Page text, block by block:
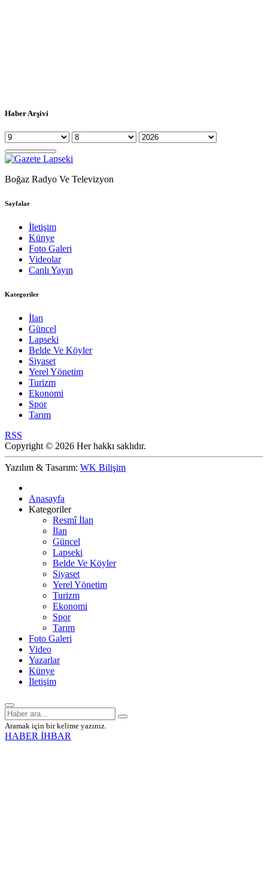
Haber Arşivi
Boğaz Radyo Ve Televizyon
Sayfalar
İletişim
Künye
Foto Galeri
Videolar
Canlı Yayın
Kategoriler
İlan
Güncel
Lapseki
Belde Ve Köyler
Siyaset
Yerel Yönetim
Turizm
Ekonomi
Spor
Tarım
RSS
Copyright © 2026 Her hakkı saklıdır.
Yazılım & Tasarım: WK Bilişim
Anasayfa
Kategoriler
Resmî İlan
İlan
Güncel
Lapseki
Belde Ve Köyler
Siyaset
Yerel Yönetim
Turizm
Ekonomi
Spor
Tarım
Foto Galeri
Video
Yazarlar
Künye
İletişim
Aramak için bir kelime yazınız.
HABER İHBAR